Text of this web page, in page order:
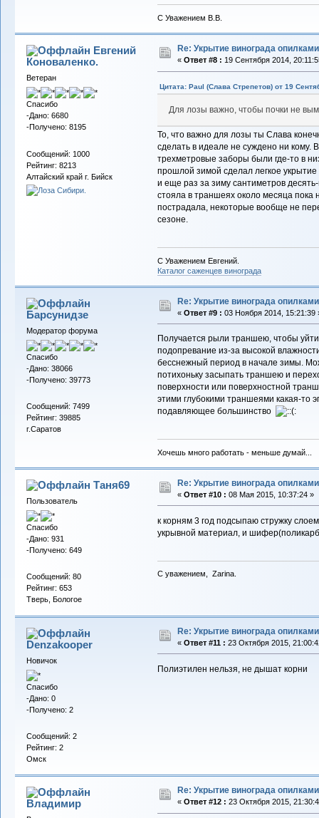
С Уважением В.В.
Евгений
Коноваленко.
Ветеран
Спасибо
-Дано: 6680
-Получено: 8195
Сообщений: 1000
Рейтинг: 8213
Алтайский край г. Бийск
Re: Укрытие винограда опилками
« Ответ #8 : 19 Сентября 2014,
Цитата: Paul (Слава Стрепетов) от 19
Для лозы важно, чтобы почки не
То, что важно для лозы ты Слава
сделать в идеале не суждено ни кому.
трехметровые заборы были где-то в
прошлой зимой сделал легкое укрытие
и еще раз за зиму сантиметров
стояла в траншеях около месяца пока
пострадала, некоторые вообще не
сезоне.
С Уважением Евгений.
Каталог саженцев винограда
Барсунидзе
Модератор форума
Спасибо
-Дано: 38066
-Получено: 39773
Сообщений: 7499
Рейтинг: 39885
г.Саратов
Re: Укрытие винограда опилками
« Ответ #9 : 03 Ноября 2014, 15:21:39
Получается рыли траншею, чтобы
подопревание из-за высокой
бесснежный период в начале зимы.
потихоньку засыпать траншею и
поверхности или поверхностной
этими глубокими траншеями какая-то
подавляющее большинство
Хочешь много работать - меньше думай...
Таня69
Пользователь
Спасибо
-Дано: 931
-Получено: 649
Сообщений: 80
Рейтинг: 653
Тверь, Бологое
Re: Укрытие винограда опилками
« Ответ #10 : 08 Мая 2015, 10:37:24 »
к корням 3 год подсыпаю стружку
укрывной материал, и
С уважением, Zarina.
Denzakooper
Новичок
Спасибо
-Дано: 0
-Получено: 2
Сообщений: 2
Рейтинг: 2
Омск
Re: Укрытие винограда опилками
« Ответ #11 : 23 Октября 2015,
Полиэтилен нельзя, не дышат корни
Владимиp
Re: Укрытие винограда опилками
« Ответ #12 : 23 Октября 2015,